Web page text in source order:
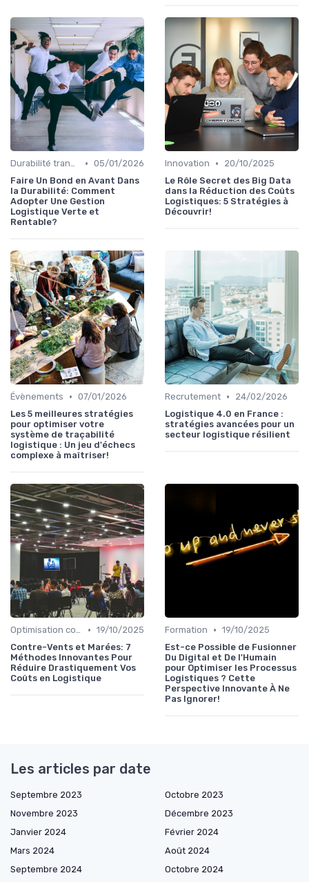
Durabilité transport • 05/01/2026
Faire Un Bond en Avant Dans
la Durabilité: Comment
Adopter Une Gestion
Logistique Verte et
Rentable?
Innovation •
20/10/2025
Le Rôle Secret des Big Data
dans la Réduction des Coûts
Logistiques: 5 Stratégies à
Découvrir!
Évènements • 07/01/2026
Les 5 meilleures stratégies
pour optimiser votre
système de traçabilité
logistique : Un jeu d'échecs
complexe à maîtriser!
Recrutement •
24/02/2026
Logistique 4.0 en France :
stratégies avancées pour un
secteur logistique résilient
Optimisation coûts • 19/10/2025
Contre-Vents et Marées: 7
Méthodes Innovantes Pour
Réduire Drastiquement Vos
Coûts en Logistique
Formation • 19/10/2025
Est-ce Possible de Fusionner
Du Digital et De l'Humain
pour Optimiser les Processus
Logistiques ? Cette
Perspective Innovante À Ne
Pas Ignorer!
Les articles par date
Septembre 2023
Octobre 2023
Novembre 2023
Décembre 2023
Janvier 2024
Février 2024
Mars 2024
Août 2024
Septembre 2024
Octobre 2024